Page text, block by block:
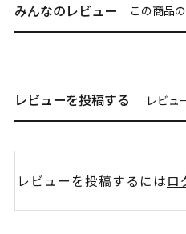
みんなのレビュー この商品
レビューを投稿する レビュ
レビューを投稿するにはロ